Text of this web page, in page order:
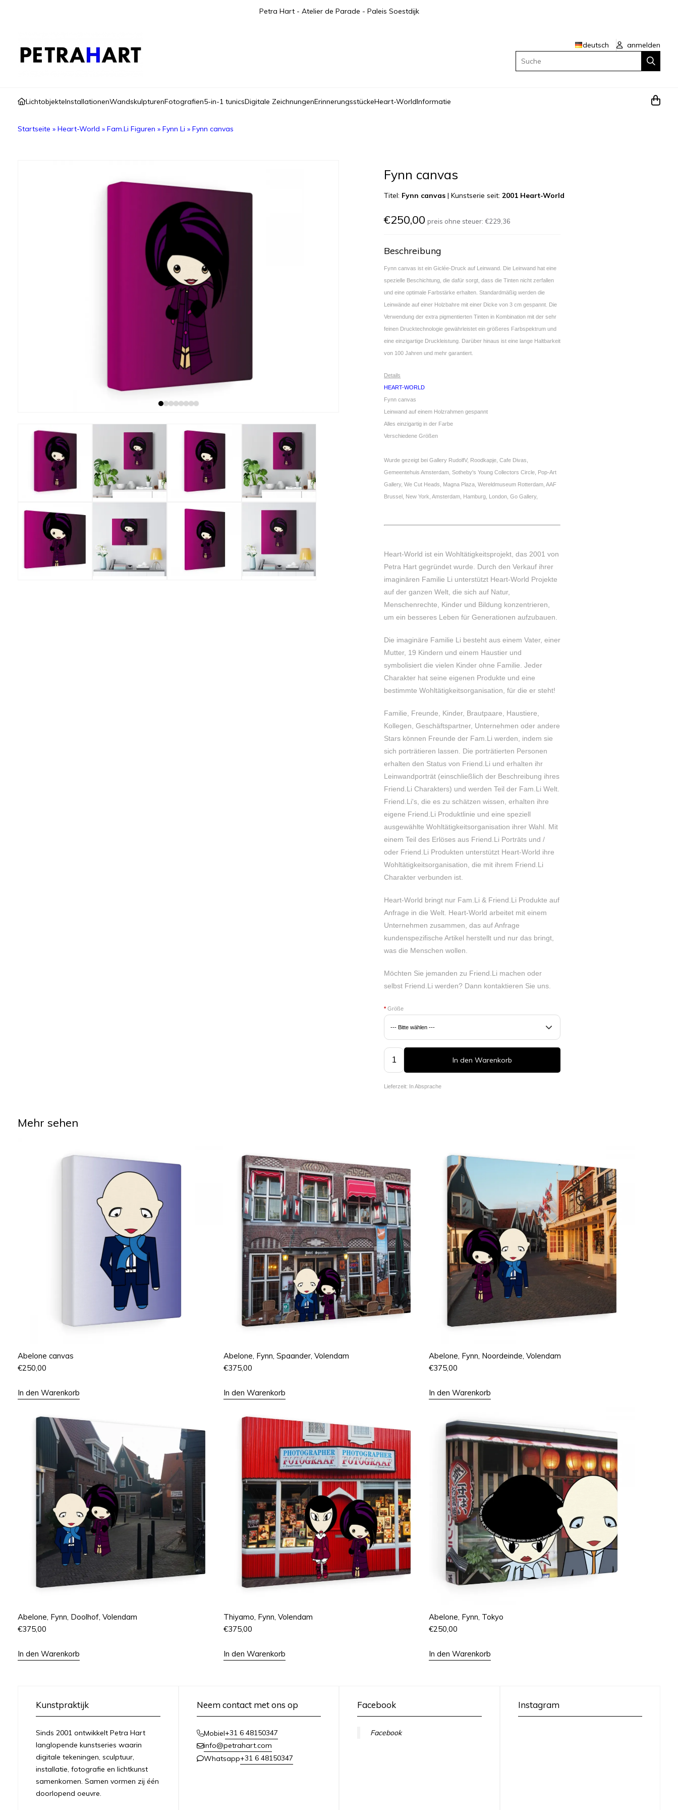
Petra Hart - Atelier de Parade - Paleis Soestdijk
deutsch
anmelden
LichtobjekteInstallationenWandskulpturenFotografien5-in-1 tunicsDigitale ZeichnungenErinnerungsstückeHeart-WorldInformatie
Startseite » Heart-World » Fam.Li Figuren » Fynn Li » Fynn canvas
Fynn canvas
Titel: Fynn canvas |Kunstserie seit:2001 Heart-World
€250,00 preis ohne steuer:€229,36
Beschreibung
Fynn canvas ist ein Giclée-Druck auf Leinwand. Die Leinwand hat eine
spezielle Beschichtung, die dafür sorgt, dass die Tinten nicht zerfallen
und eine optimale Farbstärke erhalten. Standardmäßig werden die
Leinwände auf einer Holzbahre mit einer Dicke von 3 cm gespannt. Die
Verwendung der extra pigmentierten Tinten in Kombination mit der sehr
feinen Drucktechnologie gewährleistet ein größeres Farbspektrum und
eine einzigartige Druckleistung. Darüber hinaus ist eine lange Haltbarkeit
von 100 Jahren und mehr garantiert.
Details
HEART-WORLD
Fynn canvas
Leinwand auf einem Holzrahmen gespannt
Alles einzigartig in der Farbe
Verschiedene Größen
Wurde gezeigt bei Gallery RudolfV, Roodkapje, Cafe Divas,
Gemeentehuis Amsterdam, Sotheby's Young Collectors Circle, Pop-Art
Gallery, We Cut Heads, Magna Plaza, Wereldmuseum Rotterdam, AAF
Brussel, New York, Amsterdam, Hamburg, London, Go Gallery,
Heart-World ist ein Wohltätigkeitsprojekt, das 2001 von
Petra Hart gegründet wurde. Durch den Verkauf ihrer
imaginären Familie Li unterstützt Heart-World Projekte
auf der ganzen Welt, die sich auf Natur,
Menschenrechte, Kinder und Bildung konzentrieren,
um ein besseres Leben für Generationen aufzubauen.
Die imaginäre Familie Li besteht aus einem Vater, einer
Mutter, 19 Kindern und einem Haustier und
symbolisiert die vielen Kinder ohne Familie. Jeder
Charakter hat seine eigenen Produkte und eine
bestimmte Wohltätigkeitsorganisation, für die er steht!
Familie, Freunde, Kinder, Brautpaare, Haustiere,
Kollegen, Geschäftspartner, Unternehmen oder andere
Stars können Freunde der Fam.Li werden, indem sie
sich porträtieren lassen. Die porträtierten Personen
erhalten den Status von Friend.Li und erhalten ihr
Leinwandporträt (einschließlich der Beschreibung ihres
Friend.Li Charakters) und werden Teil der Fam.Li Welt.
Friend.Li's, die es zu schätzen wissen, erhalten ihre
eigene Friend.Li Produktlinie und eine speziell
ausgewählte Wohltätigkeitsorganisation ihrer Wahl. Mit
einem Teil des Erlöses aus Friend.Li Porträts und /
oder Friend.Li Produkten unterstützt Heart-World ihre
Wohltätigkeitsorganisation, die mit ihrem Friend.Li
Charakter verbunden ist.
Heart-World bringt nur Fam.Li & Friend.Li Produkte auf
Anfrage in die Welt. Heart-World arbeitet mit einem
Unternehmen zusammen, das auf Anfrage
kundenspezifische Artikel herstellt und nur das bringt,
was die Menschen wollen.
Möchten Sie jemanden zu Friend.Li machen oder
selbst Friend.Li werden? Dann kontaktieren Sie uns.
*Größe
In den Warenkorb
Lieferzeit: In Absprache
Mehr sehen
Abelone canvas
€250,00
In den Warenkorb
Abelone, Fynn, Spaander, Volendam
€375,00
In den Warenkorb
Abelone, Fynn, Noordeinde, Volendam
€375,00
In den Warenkorb
Abelone, Fynn, Doolhof, Volendam
€375,00
In den Warenkorb
Thiyamo, Fynn, Volendam
€375,00
In den Warenkorb
Abelone, Fynn, Tokyo
€250,00
In den Warenkorb
Kunstpraktijk
Sinds 2001 ontwikkelt Petra Hart
langlopende kunstseries waarin
digitale tekeningen, sculptuur,
installatie, fotografie en lichtkunst
samenkomen. Samen vormen zij één
doorlopend oeuvre.
Neem contact met ons op
Mobiel+31 6 48150347
info@petrahart.com
Whatsapp+31 6 48150347
Facebook
Facebook
Instagram